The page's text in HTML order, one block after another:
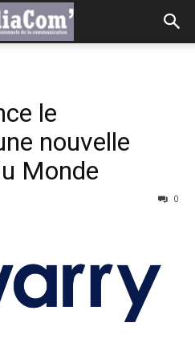
le
nouvelle
Monde
0